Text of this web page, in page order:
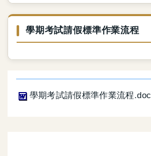
學期考試請假標準作業流程
學期考試請假標準作業流程.doc